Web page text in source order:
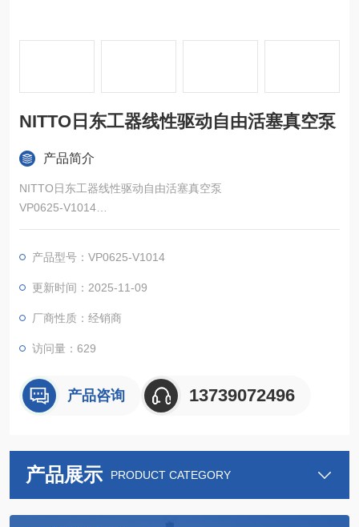
NITTO日东工器线性驱动自由活塞真空泵
产品简介
NITTO日东工器线性驱动自由活塞真空泵
VP0625-V1014
​由于线性驱动自由活塞系统具有许多功能(见下文)，它提供了作
产品型号：VP0625-V1014
更新时间：2025-11-09
厂商性质：经销商
访问量：629
产品咨询 13739072496
产品展示 PRODUCT CATEGORY